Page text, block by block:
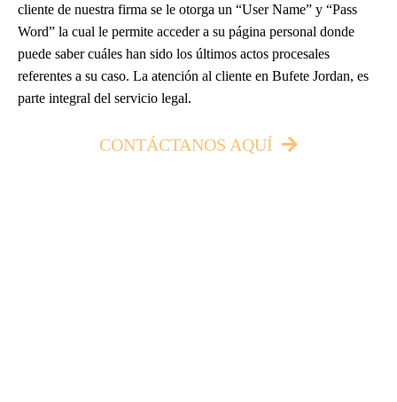
cliente de nuestra firma se le otorga un “User Name” y “Pass
Word” la cual le permite acceder a su página personal donde
puede saber cuáles han sido los últimos actos procesales
referentes a su caso. La atención al cliente en Bufete Jordan, es
parte integral del servicio legal.
CONTÁCTANOS AQUÍ